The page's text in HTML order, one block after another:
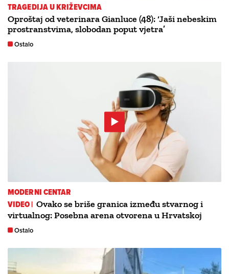
TRAGEDIJA U KRIŽEVCIMA
Oproštaj od veterinara Gianluce (48): ‘Jaši nebeskim
prostranstvima, slobodan poput vjetra’
Ostalo
MODERNI CENTAR
VIDEO | Ovako se briše granica između stvarnog i
virtualnog: Posebna arena otvorena u Hrvatskoj
Ostalo